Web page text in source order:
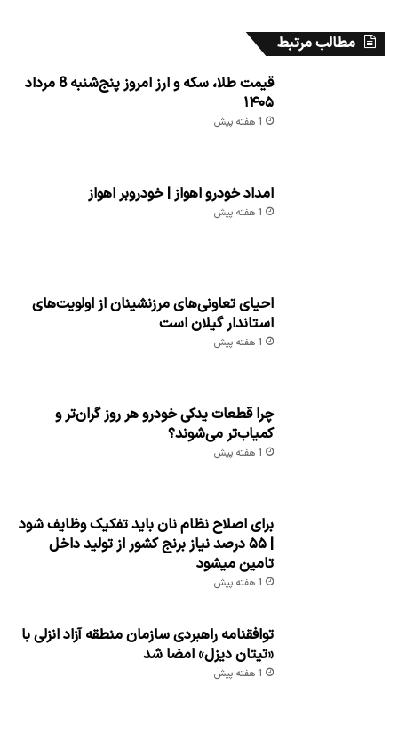
مطالب مرتبط
قیمت طلا، سکه و ارز امروز پنج‌شنبه 8 مرداد
۱۴۰۵
1 هفته پیش
امداد خودرو اهواز | خودروبر اهواز
1 هفته پیش
احیای تعاونی‌های مرزنشینان از اولویت‌های
استاندار گیلان است
1 هفته پیش
چرا قطعات یدکی خودرو هر روز گران‌تر و
کمیاب‌تر می‌شوند؟
1 هفته پیش
برای اصلاح نظام نان باید تفکیک وظایف شود
| ۵۵ درصد نیاز برنج کشور از تولید داخل
تامین میشود
1 هفته پیش
توافقنامه راهبردی سازمان منطقه آزاد انزلی با
«تیتان دیزل» امضا شد
1 هفته پیش